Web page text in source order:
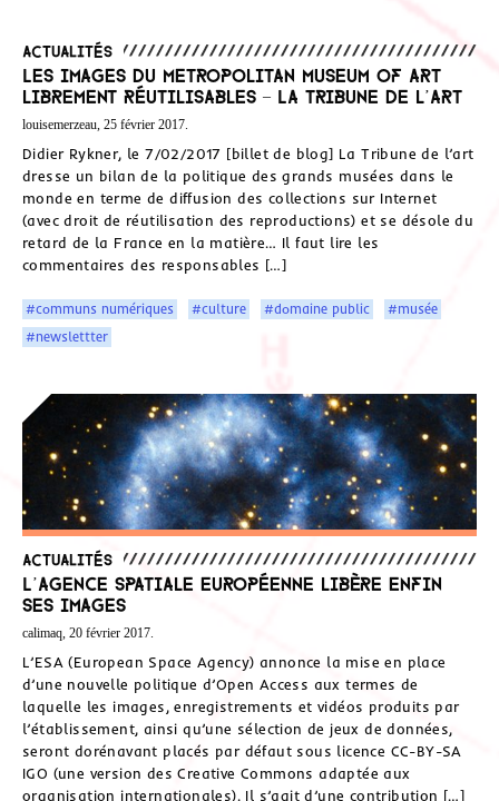
Actualités
Les images du Metropolitan Museum of Art
librement réutilisables – La Tribune de l’Art
louisemerzeau, 25 février 2017.
Didier Rykner, le 7/02/2017 [billet de blog] La Tribune de l’art
dresse un bilan de la politique des grands musées dans le
monde en terme de diffusion des collections sur Internet
(avec droit de réutilisation des reproductions) et se désole du
retard de la France en la matière… Il faut lire les
commentaires des responsables […]
#communs numériques #culture #domaine public
#musée
#newslettter
Actualités
L’Agence spatiale européenne libère enfin
ses images
calimaq, 20 février 2017.
L’ESA (European Space Agency) annonce la mise en place
d’une nouvelle politique d’Open Access aux termes de
laquelle les images, enregistrements et vidéos produits par
l’établissement, ainsi qu’une sélection de jeux de données,
seront dorénavant placés par défaut sous licence CC-BY-SA
IGO (une version des Creative Commons adaptée aux
organisation internationales). Il s’agit d’une contribution […]